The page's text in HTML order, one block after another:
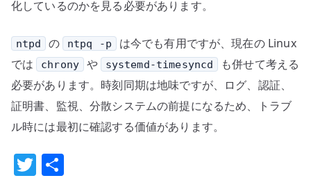
化しているのかを見る必要があります。
ntpd の ntpq -p
は今でも有用ですが、現在の Linux
では
chrony や systemd-timesyncd
も併せて考える
必要があります。時刻同期は地味ですが、ログ、認証、
証明書、監視、分散システムの前提になるため、トラブ
ル時には最初に確認する価値があります。
T